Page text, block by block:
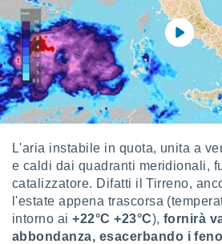
e
i
per la
dei
del
L'aria instabile in quota, unita a
e caldi dai quadranti meridionali,
catalizzatore. Difatti il Tirreno,
l'estate appena trascorsa
intorno ai+22°C +23°C),fornirà
abbondanza, esacerbando i